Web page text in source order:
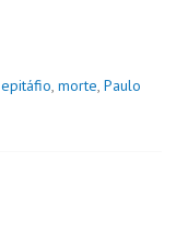
epitáfio, morte, Paulo